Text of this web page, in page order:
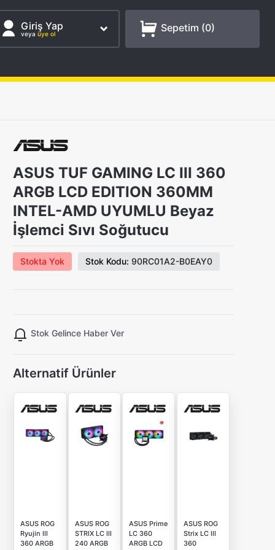
Giriş Yap
veya üye ol Sepetim (0)
ASUS TUF GAMING LC III 360
ARGB LCD EDITION 360MM
INTEL-AMD UYUMLU Beyaz
İşlemci Sıvı Soğutucu
Stokta Yok Stok Kodu: 90RC01A2-B0EAY0
Stok Gelince Haber Ver
Alternatif Ürünler
ASUS ROG
Ryujin III
360 ARGB
ASUS ROG
STRIX LC III
240 ARGB
ASUS Prime
LC 360
ARGB LCD
ASUS ROG
Strix LC III
360